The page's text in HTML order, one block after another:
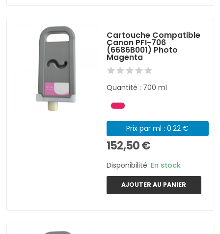
Cartouche Compatible
Canon PFI-706
(6686B001) Photo
Magenta
Quantité : 700 ml
Prix par ml : 0.22 €
152,50 €
Disponibilité: En stock
AJOUTER AU PANIER